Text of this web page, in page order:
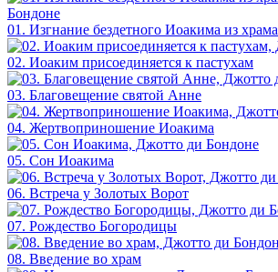
01. Изгнание бездетного Иоакима из храма
02. Иоаким присоединяется к пастухам
03. Благовещение святой Анне
04. Жертвоприношение Иоакима
05. Сон Иоакима
06. Встреча у Золотых Ворот
07. Рождество Богородицы
08. Введение во храм